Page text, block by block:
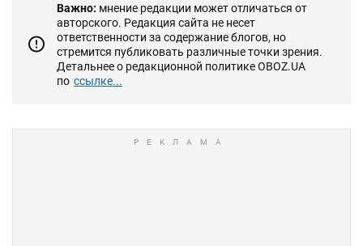
Важно: мнение редакции может отличаться от
авторского. Редакция сайта не несет
ответственности за содержание блогов, но
стремится публиковать различные точки зрения.
Детальнее о редакционной политике OBOZ.UA
по ссылке...